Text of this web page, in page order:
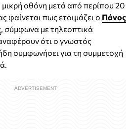
οθόνη μετά από περίπου 20
φαίνεται πως ετοιμάζει ο Πάνος
, σύμφωνα με τηλεοπτικά
ότι ο γνωστός
συμφωνήσει για τη συμμετοχή